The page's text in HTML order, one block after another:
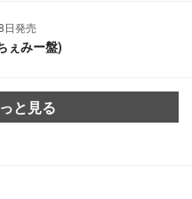
日発売
ぇみー盤)
と見る